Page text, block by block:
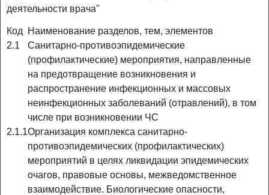
деятельности врача"
Код
Наименование разделов, тем, элементов
2.1
Санитарно-противоэпидемические
(профилактические) мероприятия, направленные
на предотвращение возникновения и
распространение инфекционных и массовых
неинфекционных заболеваний (отравлений), в том
числе при возникновении ЧС
2.1.1Организация комплекса санитарно-
противоэпидемических (профилактических)
мероприятий в целях ликвидации эпидемических
очагов, правовые основы, межведомственное
взаимодействие. Биологические опасности,